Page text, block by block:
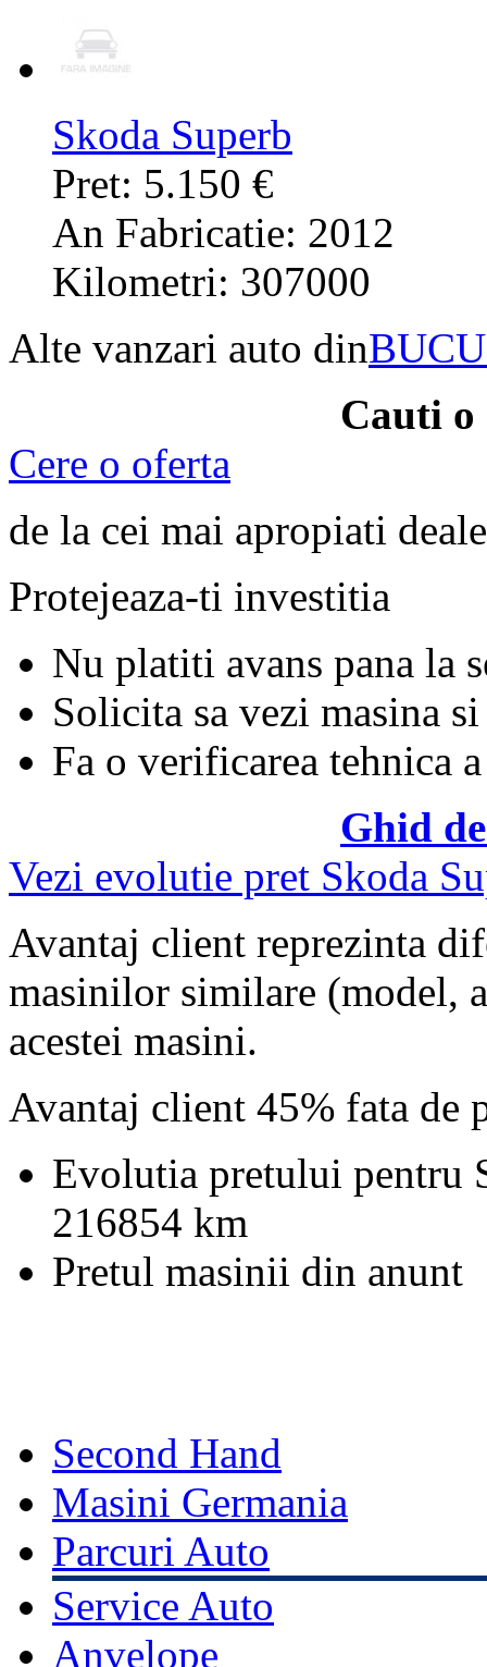
Skoda Superb
Pret: 5.150 €
An Fabricatie: 2012
Kilometri: 307000
Alte vanzari auto din
Cauti o
Cere o oferta
de la cei mai apropiati
Protejeaza-ti investitia
Nu platiti avans pana la
Solicita sa vezi masina si
Fa o verificarea tehnica
Ghid
Vezi evolutie pret Skoda
Avantaj client reprezinta
masinilor similare (model,
acestei masini.
Avantaj client 45% fata de
Evolutia pretului pentru
216854 km
Pretul masinii din anunt
Second Hand
Masini Germania
Parcuri Auto
Service Auto
Anvelope